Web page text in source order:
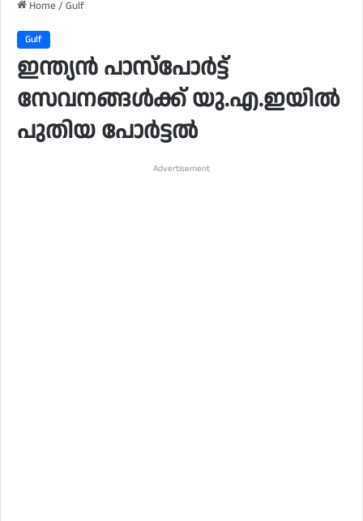
Home /Gulf
Gulf
ഇന്ത്യൻ പാസ്പോർട്ട്
സേവനങ്ങൾക്ക് യു.എ.ഇയിൽ
പുതിയ പോർട്ടൽ
Advertisement